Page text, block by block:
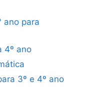
ano para
4º ano
3º e 4º ano